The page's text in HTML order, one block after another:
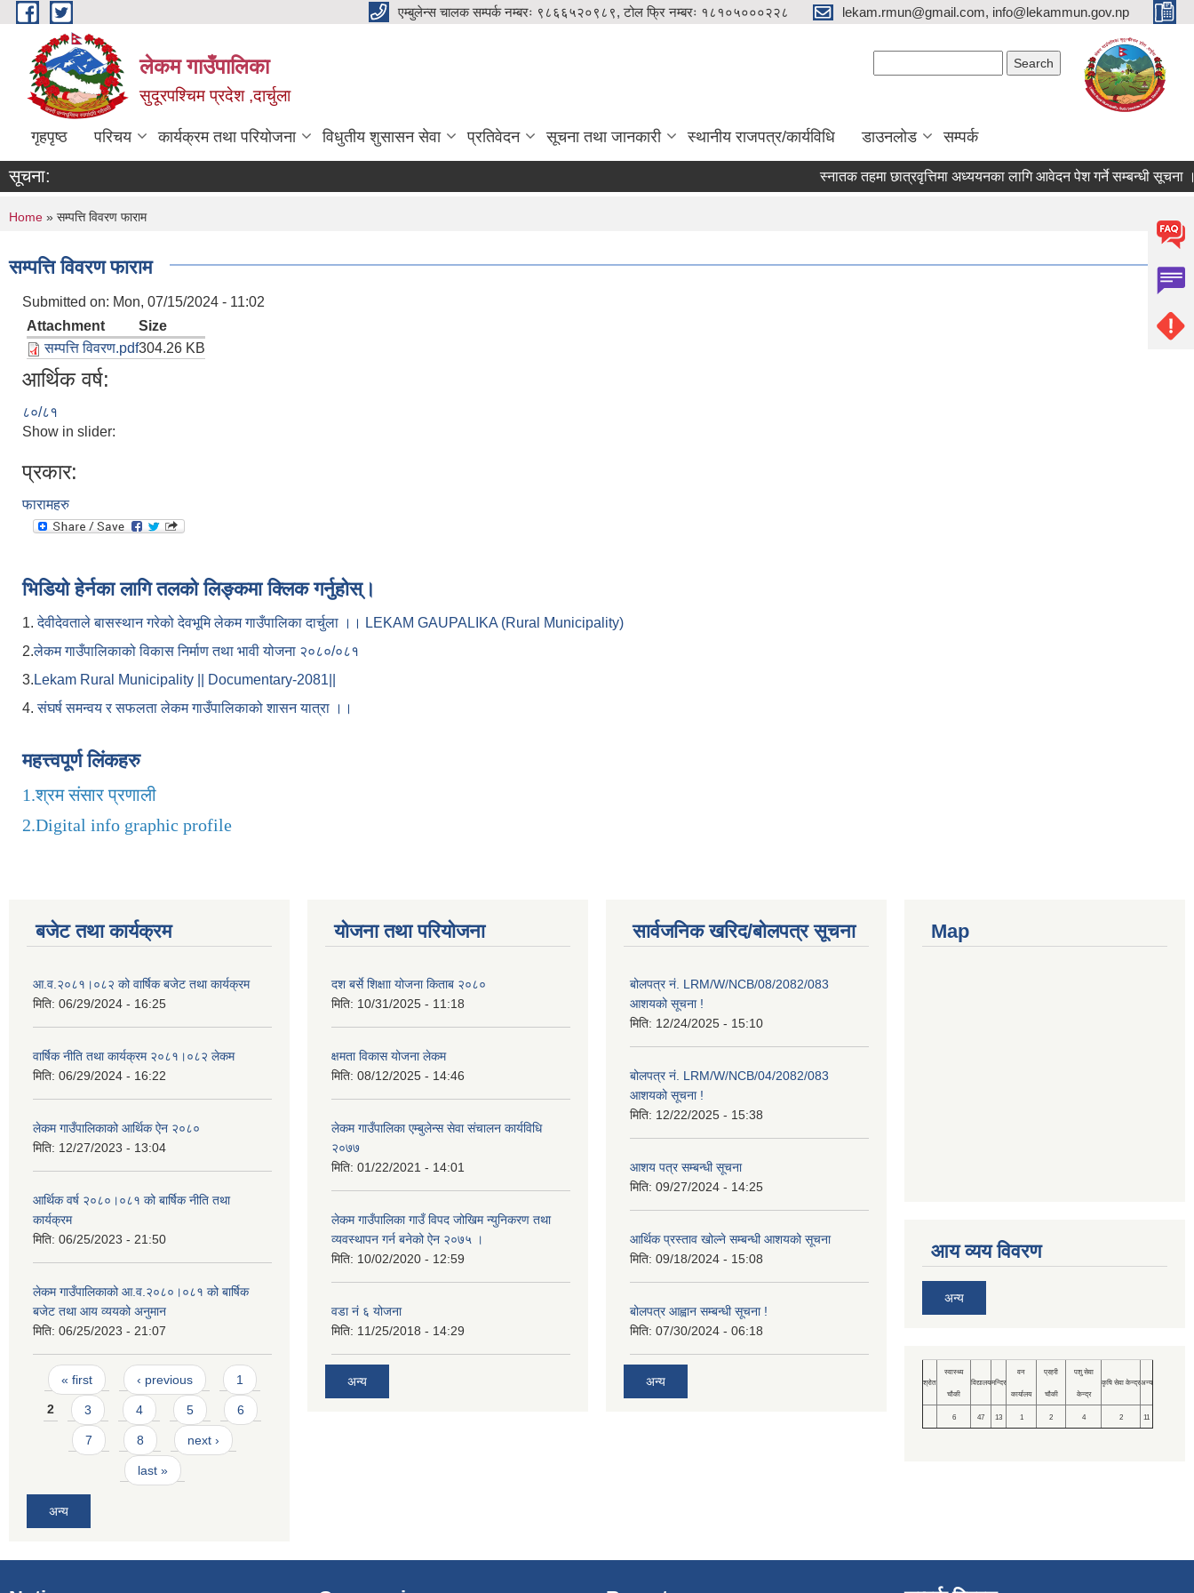
Skip to main content एम्बुलेन्स चालक सम्पर्क नम्बरः ९८६६५२०९८९, टोल फ्रि नम्बरः १८१०५०००२२८ lekam.rmun@gmail.com, info@lekammun.gov.np
लेकम गाउँपालिका
सुदूरपश्चिम प्रदेश ,दार्चुला
गृहपृष्ठ परिचय कार्यक्रम तथा परियोजना विधुतीय शुसासन सेवा प्रतिवेदन सूचना तथा जानकारी स्थानीय राजपत्र/कार्यविधि डाउनलोड सम्पर्क
सूचना: स्नातक तहमा छात्रवृत्तिमा अध्ययनका लागि आवेदन पेश गर्ने सम्बन्धी सूचना ।
You are here
Home » सम्पत्ति विवरण फाराम
सम्पत्ति विवरण फाराम
Submitted on: Mon, 07/15/2024 - 11:02
Attachment
Size
सम्पत्ति विवरण.pdf304.26 KB
आर्थिक वर्ष:
८०/८१
Show in slider:
प्रकार:
फारामहरु
भिडियो हेर्नका लागि तलको लिङ्कमा क्लिक गर्नुहोस्।
1.देवीदेवताले बासस्थान गरेको देवभूमि लेकम गाउँपालिका दार्चुला ।। LEKAM GAUPALIKA (Rural Municipality)
2.लेकम गाउँपालिकाको विकास निर्माण तथा भावी योजना २०८०/०८१
3. Lekam Rural Municipality || Documentary-2081||
4.संघर्ष समन्वय र सफलता लेकम गाउँपालिकाको शासन यात्रा ।।
महत्त्वपूर्ण लिंकहरु
1.श्रम संसार प्रणाली
2.Digital info graphic profile
बजेट तथा कार्यक्रम
आ.व.२०८१।०८२ को वार्षिक बजेट तथा कार्यक्रम
मिति: 06/29/2024 - 16:25
वार्षिक नीति तथा कार्यक्रम २०८१।०८२ लेकम
मिति: 06/29/2024 - 16:22
लेकम गाउँपालिकाको आर्थिक ऐन २०८०
मिति: 12/27/2023 - 13:04
आर्थिक वर्ष २०८०।०८१ को बार्षिक नीति तथा
कार्यक्रम
मिति: 06/25/2023 - 21:50
लेकम गाउँपालिकाको आ.व.२०८०।०८१ को बार्षिक
बजेट तथा आय व्ययको अनुमान
मिति: 06/25/2023 - 21:07
Pages
« first ‹ previous 1
2 3 4 5 6
7 8 next ›
last »
अन्य
योजना तथा परियोजना
दश बर्से शिक्षाा योजना किताब २०८०
मिति: 10/31/2025 - 11:18
क्षमता विकास योजना लेकम
मिति: 08/12/2025 - 14:46
लेकम गाउँपालिका एम्बुलेन्स सेवा संचालन कार्यविधि
२०७७
मिति: 01/22/2021 - 14:01
लेकम गाउँपालिका गाउँ विपद जोखिम न्युनिकरण तथा
व्यवस्थापन गर्न बनेको ऐन २०७५ ।
मिति: 10/02/2020 - 12:59
वडा नं ६ योजना
मिति: 11/25/2018 - 14:29
अन्य
सार्वजनिक खरिद/बोलपत्र सूचना
बोलपत्र नं. LRM/W/NCB/08/2082/083
आशयको सूचना !
मिति: 12/24/2025 - 15:10
बोलपत्र नं. LRM/W/NCB/04/2082/083
आशयको सूचना !
मिति: 12/22/2025 - 15:38
आशय पत्र सम्बन्धी सूचना
मिति: 09/27/2024 - 14:25
आर्थिक प्रस्ताव खोल्ने सम्बन्धी आशयको सूचना
मिति: 09/18/2024 - 15:08
बोलपत्र आह्वान सम्बन्धी सूचना !
मिति: 07/30/2024 - 06:18
अन्य
Map
आय व्यय विवरण
अन्य
श्रोत
स्वास्थ्य
चौकी
विद्यालयमन्दिर
वन
कार्यालय
प्रहरी
चौकी
पशु सेवा
केन्द्र
कृषि सेवा केन्द्रअन्य
6 47 13 1 2 4 2 11